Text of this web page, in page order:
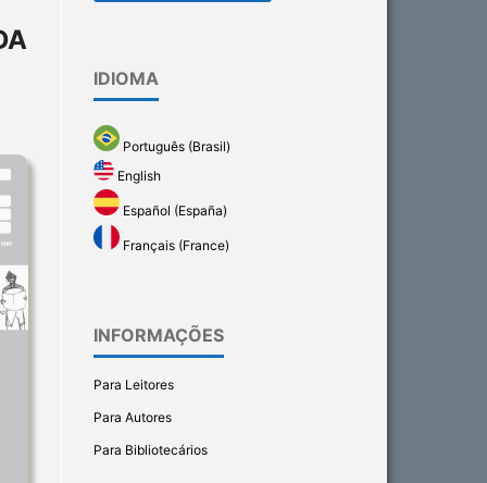
IDIOMA
Português (Brasil)
English
Español (España)
Français (France)
INFORMAÇÕES
Para Leitores
Para Autores
Para Bibliotecários